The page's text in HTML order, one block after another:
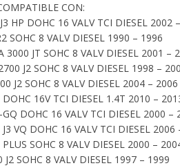
CON:
HP DOHC 16 VALV TCI DIESEL 2002
SOHC 8 VALV DIESEL 1990 – 1996
3000 JT SOHC 8 VALV DIESEL 2001 –
J2 SOHC 8 VALV DIESEL 1998 –
J2 SOHC 8 VALV DIESEL 2004 – 2006
16V TCI DIESEL 1.4T 2010 –
DOHC 16 VALV TCI DIESEL 2000 –
VQ DOHC 16 VALV TCI DIESEL 2006
SOHC 8 VALV DIESEL 2000 –
SOHC 8 VALV DIESEL 1997 – 1999